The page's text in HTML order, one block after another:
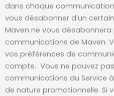
dans chaque
vous désabonner d’un
Maven ne vous
communications de Maven.
vos préférences de
compte. Vous ne pouvez
communications du Service
de nature promotionnelle. Si